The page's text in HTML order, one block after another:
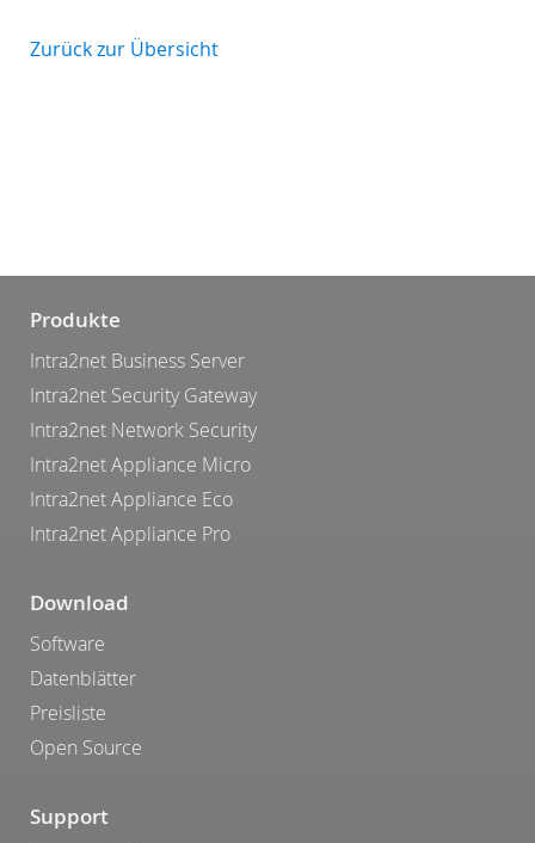
Zurück zur Übersicht
Produkte
Intra2net Business Server
Intra2net Security Gateway
Intra2net Network Security
Intra2net Appliance Micro
Intra2net Appliance Eco
Intra2net Appliance Pro
Download
Software
Datenblätter
Preisliste
Open Source
Support